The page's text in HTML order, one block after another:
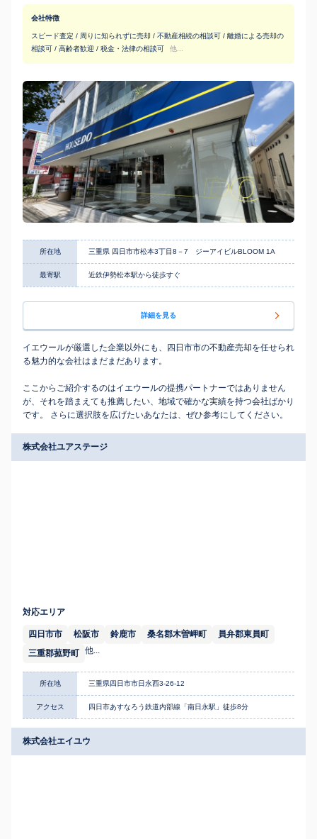
会社特徴
スピード査定 / 周りに知られずに売却 / 不動産相続の相談可 / 離婚による売却の
相談可 / 高齢者歓迎 / 税金・法律の相談可
他...
所在地 三重県 四日市市松本3丁目8－7 ジーアイビルBLOOM 1A
最寄駅 近鉄伊勢松本駅から徒歩すぐ
詳細を見る
イエウールが厳選した企業以外にも、四日市市の不動産売却を任せられ
る魅力的な会社はまだまだあります。
ここからご紹介するのはイエウールの提携パートナーではありません
が、それを踏まえても推薦したい、地域で確かな実績を持つ会社ばかり
です。 さらに選択肢を広げたいあなたは、ぜひ参考にしてください。
株式会社ユアステージ
対応エリア
四日市市 松阪市 鈴鹿市 桑名郡木曽岬町
員弁郡東員町
三重郡菰野町 他...
所在地 三重県四日市市日永西3-26-12
アクセス 四日市あすなろう鉄道内部線「南日永駅」徒歩8分
株式会社エイユウ